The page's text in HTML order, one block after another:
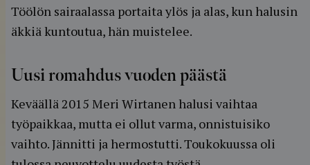
Töölön sairaalassa portaita ylös ja alas, kun halusin
äkkiä kuntoutua, hän muistelee.
Uusi romahdus vuoden päästä
Keväällä 2015 Meri Wirtanen halusi vaihtaa
työpaikkaa, mutta ei ollut varma, onnistuisiko
vaihto. Jännitti ja hermostutti. Toukokuussa oli